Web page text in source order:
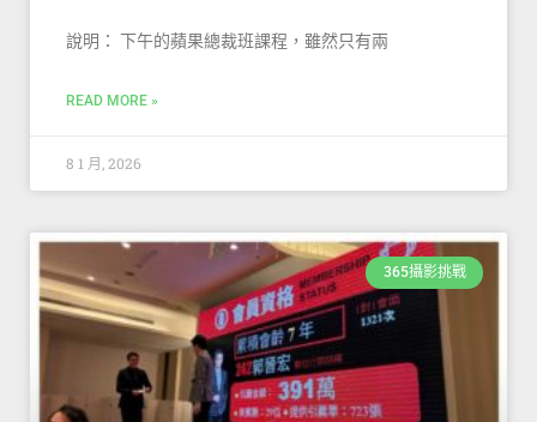
說明： 下午的蘋果總裁班課程，雖然只有兩
READ MORE »
8 1 月, 2026
365攝影挑戰